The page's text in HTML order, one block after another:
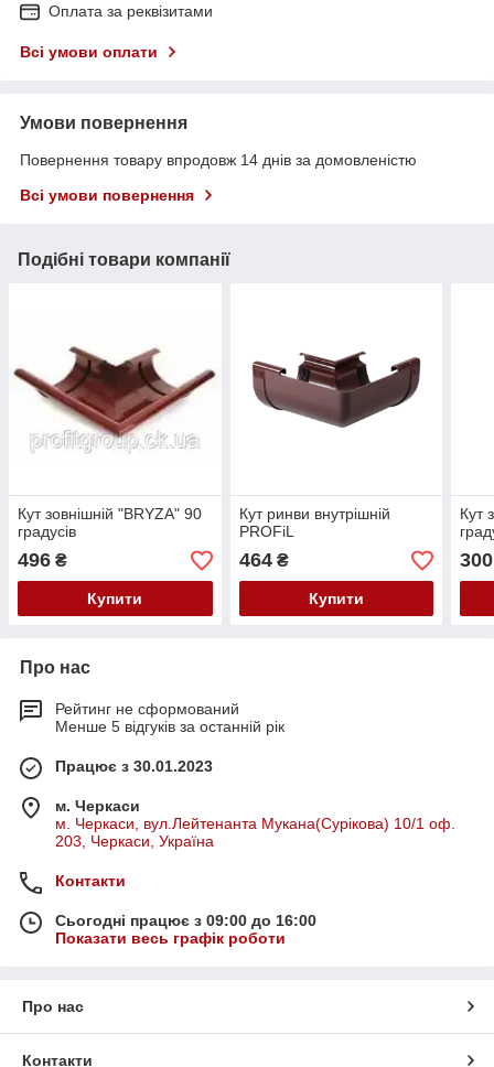
Оплата за реквізитами
Всі умови оплати
Умови повернення
Повернення товару впродовж 14 днів за домовленістю
Всі умови повернення
Подібні товари компанії
Кут зовнішній "BRYZA" 90
градусів
496 ₴
Купити
Кут ринви внутрішній
PROFiL
464₴
Купити
Кут
300
Про нас
Рейтинг не сформований
Менше 5 відгуків за останній рік
Працює з 30.01.2023
м. Черкаси
м. Черкаси, вул.Лейтенанта Мукана(Сурікова) 10/1 оф.
203, Черкаси, Україна
Контакти
Сьогодні працює з 09:00 до 16:00
Показати весь графік роботи
Про нас
Контакти